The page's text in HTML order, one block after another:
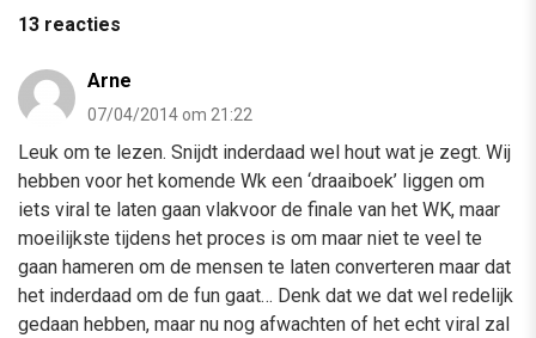
13 reacties
Arne
07/04/2014 om 21:22
Leuk om te lezen. Snijdt inderdaad wel hout wat je zegt. Wij
hebben voor het komende Wk een ‘draaiboek’ liggen om
iets viral te laten gaan vlakvoor de finale van het WK, maar
moeilijkste tijdens het proces is om maar niet te veel te
gaan hameren om de mensen te laten converteren maar dat
het inderdaad om de fun gaat… Denk dat we dat wel redelijk
gedaan hebben, maar nu nog afwachten of het echt viral zal